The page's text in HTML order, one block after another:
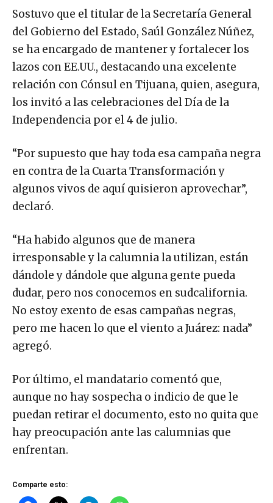
Sostuvo que el titular de la Secretaría General
del Gobierno del Estado, Saúl González Núñez,
se ha encargado de mantener y fortalecer los
lazos con EE.UU., destacando una excelente
relación con Cónsul en Tijuana, quien, asegura,
los invitó a las celebraciones del Día de la
Independencia por el 4 de julio.
“Por supuesto que hay toda esa campaña negra
en contra de la Cuarta Transformación y
algunos vivos de aquí quisieron aprovechar”,
declaró.
“Ha habido algunos que de manera
irresponsable y la calumnia la utilizan, están
dándole y dándole que alguna gente pueda
dudar, pero nos conocemos en sudcalifornia.
No estoy exento de esas campañas negras,
pero me hacen lo que el viento a Juárez: nada”
agregó.
Por último, el mandatario comentó que,
aunque no hay sospecha o indicio de que le
puedan retirar el documento, esto no quita que
hay preocupación ante las calumnias que
enfrentan.
Comparte esto: